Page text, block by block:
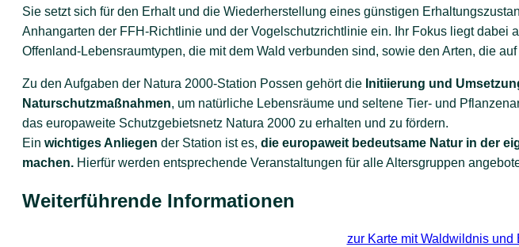
Sie setzt sich für den Erhalt und die Wiederherstellung eines günstigen
Anhangarten der FFH-Richtlinie und der Vogelschutzrichtlinie ein. Ihr Fokus liegt dabei
Offenland-Lebensraumtypen, die mit dem Wald verbunden sind, sowie den Arten, die
Zu den Aufgaben der Natura 2000-Station Possen gehört die Initiierung und
Naturschutzmaßnahmen, um natürliche Lebensräume und seltene Tier- und
das europaweite Schutzgebietsnetz Natura 2000 zu erhalten und zu fördern.
Ein wichtiges Anliegen der Station ist es, die europaweit bedeutsame Natur in der
machen. Hierfür werden entsprechende Veranstaltungen für alle Altersgruppen
Weiterführende Informationen
zur Karte mit Waldwildnis und